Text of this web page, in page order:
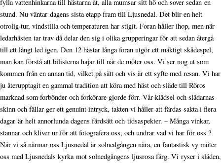
fylla vattenhinkarna till hästarna åt, alla mumsar sitt hö och sover sedan en
stund. Nu väntar dagens sista etapp fram till Ljusnedal. Det blir en helt
otrolig tur, vindstilla och temperaturen har stigit. Foran håller ihop, men när
ledarhästen tar trav då delar den sig i olika grupperingar för att sedan återgå
till ett långt led igen. Den 12 hästar långa foran utgör ett mäktigt skådespel,
man kan förstå att bilisterna hajar till när de möter oss. Vi ser nog ut som
kommen från en annan tid, vilket på sätt och vis är ett syfte med resan. Vi har
ju återupptagit en gammal tradition att köra med häst och släde till Röros
marknad som forbönder och forkörare gjorde förr. Vår klädsel och slädarnas
skinn och fällar ger ett genuint intryck, takten vi håller att färdas sakta i flera
dagar är helt annorlunda dagens färdsätt och tidsaspekter. – Många vinkar,
stannar och kliver ur för att fotografera oss, och undrar vad vi har för oss ?
När vi så närmar oss Ljusnedal är solnedgången nära, en fantastisk vy möter
oss med Ljusnedals kyrka mot solnedgångens ljusrosa färg. Vi ryser i släden,